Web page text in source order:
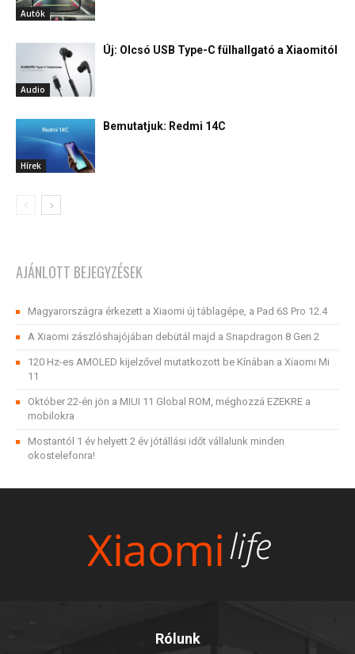
Autók
Audio
Új: Olcsó USB Type-C fülhallgató a Xiaomitól
Hírek
Bemutatjuk: Redmi 14C
AJÁNLOTT BEJEGYZÉSEK
Magyarországra érkezett a Xiaomi új táblagépe, a Pad 6S Pro 12.4
A Xiaomi zászlóshajójában debütál majd a Snapdragon 8 Gen 2
120 Hz-es AMOLED kijelzővel mutatkozott be Kínában a Xiaomi Mi
11
Október 22-én jön a MIUI 11 Global ROM, méghozzá EZEKRE a
mobilokra
Mostantól 1 év helyett 2 év jótállási időt vállalunk minden
okostelefonra!
Rólunk